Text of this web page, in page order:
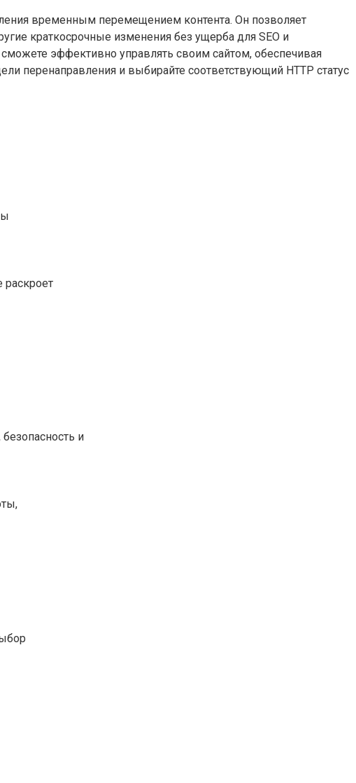
временным перемещением контента. Он позволяет
краткосрочные изменения без ущерба для SEO и
эффективно управлять своим сайтом, обеспечивая
перенаправления и выбирайте соответствующий HTTP статус
раскроет
и